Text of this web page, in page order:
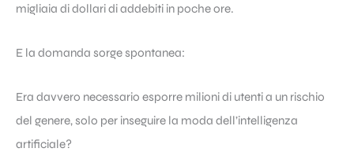
migliaia di dollari di addebiti in poche ore.
E la domanda sorge spontanea:
Era davvero necessario esporre milioni di utenti a un rischio
del genere, solo per inseguire la moda dell’intelligenza
artificiale?